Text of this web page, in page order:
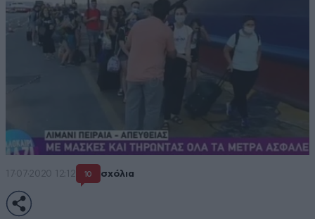
17·07·2020 12:12 10 σχόλια